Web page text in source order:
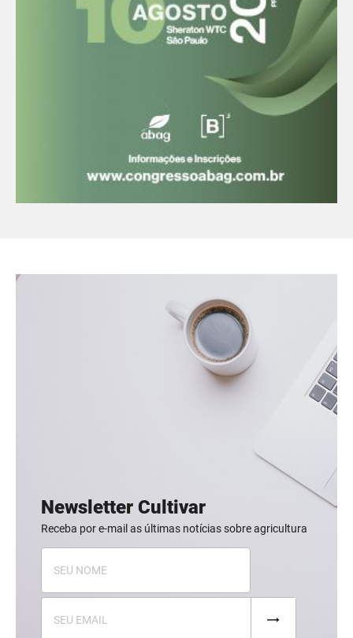
Newsletter Cultivar
Receba por e-mail as últimas notícias sobre agricultura